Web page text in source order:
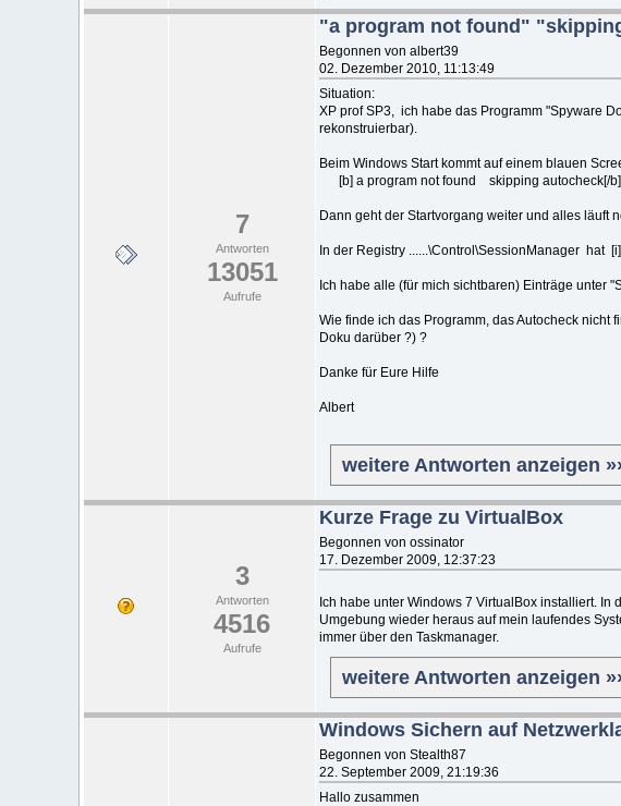
7
Antworten
13051
Aufrufe
"a program not found"
Begonnen von albert39
02. Dezember 2010, 11:13:49
Situation:
XP prof SP3, ich habe das Programm "Spyware
rekonstruierbar).
Beim Windows Start kommt auf einem blauen
[b] a program not found skipping autocheck[/b]
Dann geht der Startvorgang weiter und alles läuft
In der Registry ......\Control\SessionManager hat
Ich habe alle (für mich sichtbaren) Einträge unter
Wie finde ich das Programm, das Autocheck nicht
Doku darüber ?) ?
Danke für Eure Hilfe
Albert
weitere Antworten anzeigen
3
Antworten
4516
Aufrufe
Kurze Frage zu VirtualBox
Begonnen von ossinator
17. Dezember 2009, 12:37:23
Ich habe unter Windows 7 VirtualBox installiert. In
Umgebung wieder heraus auf mein laufendes
immer über den Taskmanager.
weitere Antworten anzeigen
Windows Sichern auf
Begonnen von Stealth87
22. September 2009, 21:19:36
Hallo zusammen